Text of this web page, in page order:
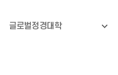
글로벌정경대학